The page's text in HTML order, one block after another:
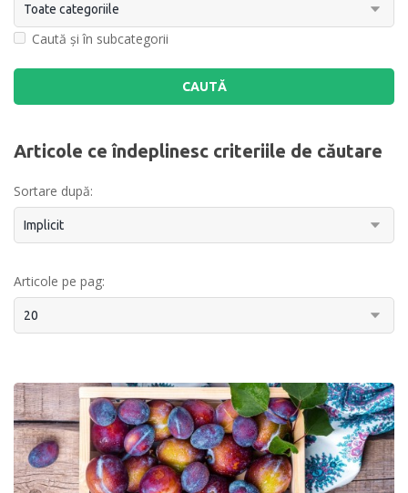
Caută și în subcategorii
Articole ce îndeplinesc criteriile de căutare
Sortare după:
Articole pe pag: